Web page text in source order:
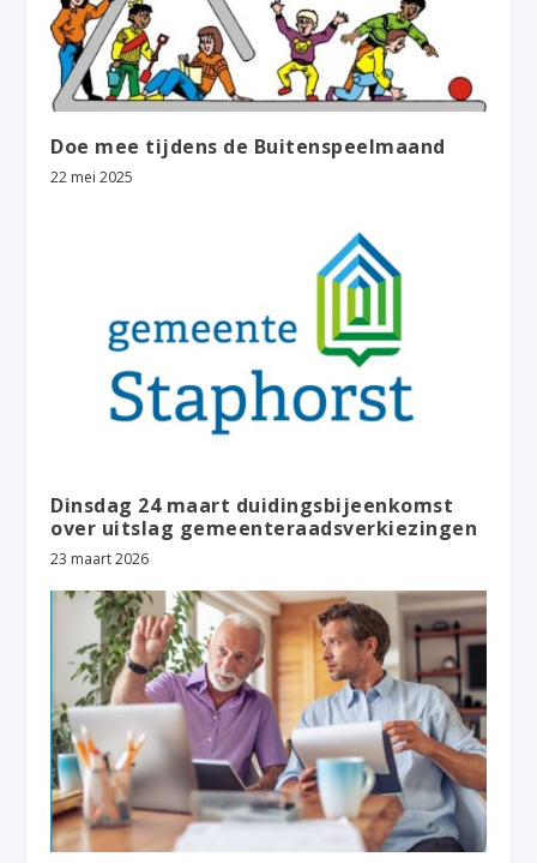
Doe mee tijdens de Buitenspeelmaand
22 mei 2025
Dinsdag 24 maart duidingsbijeenkomst
over uitslag gemeenteraadsverkiezingen
23 maart 2026